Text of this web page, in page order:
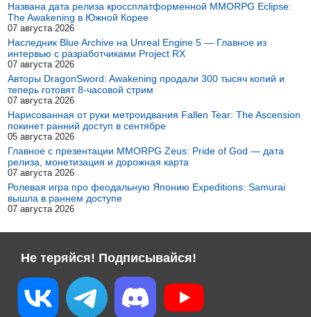
Названа дата релиза кроссплатформенной MMORPG Eclipse:
The Awakening в Южной Корее
07 августа 2026
Наследник Blue Archive на Unreal Engine 5 — Главное из
интервью с разработчиками Project RX
07 августа 2026
Авторы DragonSword: Awakening продали 300 тысяч копий и
теперь готовят 8-часовой стрим
07 августа 2026
Нарисованная от руки метроидвания Fallen Tear: The Ascension
покинет ранний доступ в сентябре
05 августа 2026
Главное с презентации MMORPG Zeus: Pride of God — дата
релиза, монетизация и дорожная карта
07 августа 2026
Ролевая игра про феодальную Японию Expeditions: Samurai
вышла в раннем доступе
07 августа 2026
Не теряйся! Подписывайся!